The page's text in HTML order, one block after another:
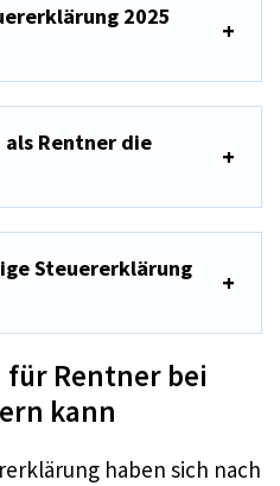
2025
Rentner die
Steuererklärung
für Rentner bei
kann
haben sich nach